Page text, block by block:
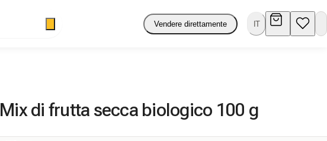
Vendere direttamente IT
Mix di frutta secca biologico 100 g